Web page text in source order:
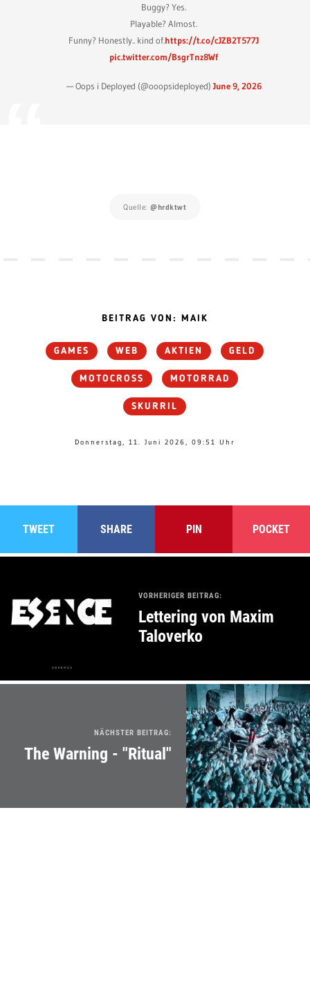
Buggy? Yes.
Playable? Almost.
Funny? Honestly.. kind of.https://t.co/cJZB2T577J
pic.twitter.com/BsgrTnz8Wf
— Oops i Deployed (@ooopsideployed)June 9, 2026
Quelle: @hrdktwt
BEITRAG VON: MAIK
GAMES WEB AKTIEN GELD
MOTOCROSS MOTORRAD
SKURRIL
Donnerstag, 11. Juni 2026, 09:51 Uhr
TWEET SHARE PIN POCKET
VORHERIGER BEITRAG:
Lettering von Maxim
Taloverko
NÄCHSTER BEITRAG:
The Warning - "Ritual"